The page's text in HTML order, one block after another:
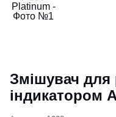
Змішувач для
індикатором